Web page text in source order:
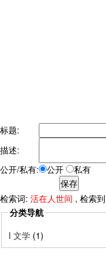
标题:
描述:
公开/私有:
公开 私有
检索词: 活在人世间 , 检索
分类导航
I 文学 (1)